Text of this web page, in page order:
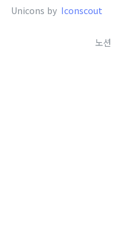
Unicons by Iconscout
노션